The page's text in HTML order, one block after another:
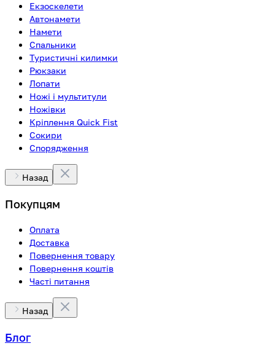
Екзоскелети
Автонамети
Намети
Спальники
Туристичні килимки
Рюкзаки
Лопати
Ножі і мультитули
Ножівки
Кріплення Quick Fist
Сокири
Спорядження
Назад
Покупцям
Оплата
Доставка
Повернення товару
Повернення коштів
Часті питання
Назад
Блог